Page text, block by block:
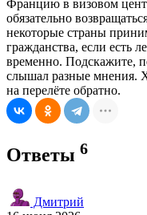
Францию в визовом
обязательно
некоторые страны
гражданства, если есть
временно. Подскажите,
слышал разные мнения.
на перелёте обратно.
Ответы 6
Дмитрий